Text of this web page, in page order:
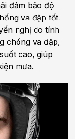
đảm bảo độ
va đập tốt.
nghị do tính
chống va đập,
cao, giúp
mưa.